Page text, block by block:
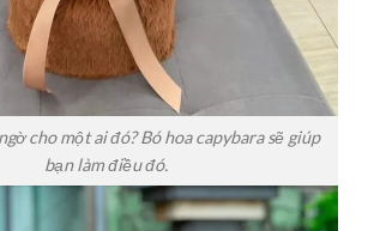
cho một ai đó? Bó hoa capybara sẽ giúp
bạn làm điều đó.